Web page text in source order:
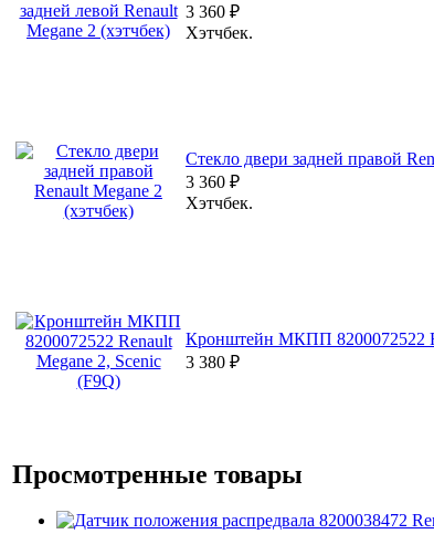
3 360 ₽
Хэтчбек.
Стекло двери задней правой
3 360 ₽
Хэтчбек.
Кронштейн МКПП 8200072522
3 380 ₽
Просмотренные товары